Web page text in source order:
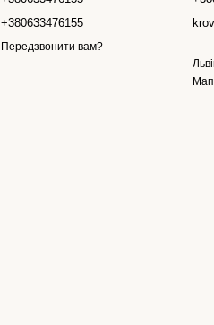
+380633476155
Передзвонити вам?